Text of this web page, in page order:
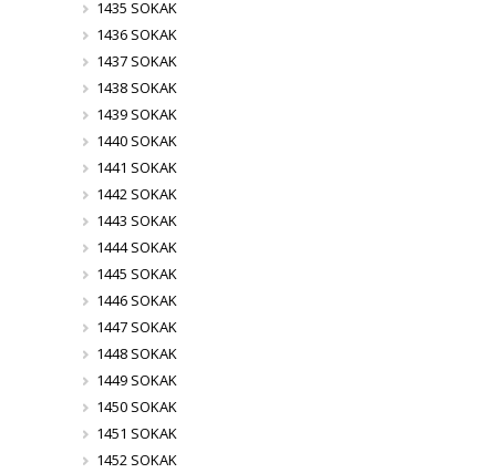
1435 SOKAK
1436 SOKAK
1437 SOKAK
1438 SOKAK
1439 SOKAK
1440 SOKAK
1441 SOKAK
1442 SOKAK
1443 SOKAK
1444 SOKAK
1445 SOKAK
1446 SOKAK
1447 SOKAK
1448 SOKAK
1449 SOKAK
1450 SOKAK
1451 SOKAK
1452 SOKAK